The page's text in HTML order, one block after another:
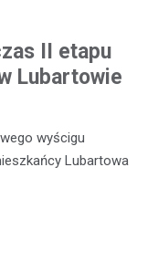
II etapu
Lubartowie
wyścigu
Lubartowa